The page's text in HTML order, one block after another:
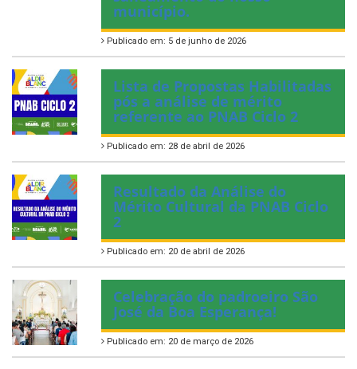
município.
Publicado em: 5 de junho de 2026
Lista de Propostas Habilitadas
pós a análise de mérito
referente ao PNAB Ciclo 2
Publicado em: 28 de abril de 2026
Resultado da Análise do
Mérito Cultural da PNAB Ciclo
2
Publicado em: 20 de abril de 2026
Celebração do padroeiro São
José da Boa Esperança!
Publicado em: 20 de março de 2026